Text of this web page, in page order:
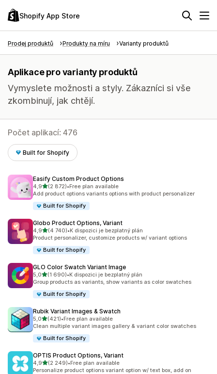
Shopify App Store
Prodej produktů Produkty na míru Varianty produktů
Aplikace pro varianty produktů
Vymyslete možnosti a styly. Zákazníci si vše
zkombinují, jak chtějí.
Počet aplikací: 476
Built for Shopify
Easify Custom Product Options
4,9z 5 hvězd
(2 872)
Celkový počet recenzí: 2872
•Free plan available
Add product options variants options with product personalizer
Built for Shopify
Globo Product Options, Variant
4,9z 5 hvězd
(4 740)
Celkový počet recenzí: 4740
•K dispozici je bezplatný plán
Product personalizer, customize products w/ variant options
Built for Shopify
GLO Color Swatch Variant Image
5,0z 5 hvězd
(1 690)
Celkový počet recenzí: 1690
•K dispozici je bezplatný plán
Group products as variants, show variants as color swatches
Built for Shopify
Rubik Variant Images & Swatch
5,0z 5 hvězd
(421)
Celkový počet recenzí: 421
•Free plan available
Clean multiple variant images gallery & variant color swatches
Built for Shopify
OPTIS Product Options, Variant
4,9z 5 hvězd
(2 249)
Celkový počet recenzí: 2249
•Free plan available
Personalize product options variant option w/ text box, add on